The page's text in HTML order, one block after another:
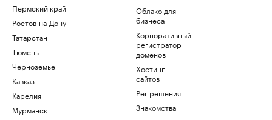
Пермский край
Ростов-на-Дону
Татарстан
Тюмень
Черноземье
Кавказ
Карелия
Мурманск
Облако для
бизнеса
Корпоративный
регистратор
доменов
Хостинг
сайтов
Рег.решения
Знакомства